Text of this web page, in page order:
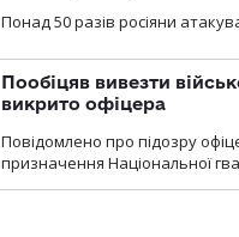
Понад 50 разів росіяни
Пообіцяв вивезти
викрито офіцера
Повідомлено про підозру
призначення Національної